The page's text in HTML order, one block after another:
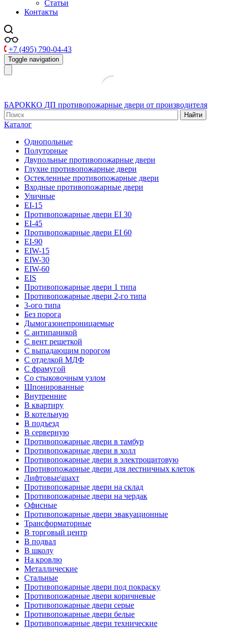
Статьи
Контакты
+7 (495) 790-04-43
Toggle navigation
БАРОККО ДП противопожарные двери от производителя
Найти
Каталог
Однопольные
Полуторные
Двупольные противопожарные двери
Глухие противопожарные двери
Остекленные противопожарные двери
Входные противопожарные двери
Уличные
EI-15
Противопожарные двери EI 30
EI-45
Противопожарные двери EI 60
EI-90
EIW-15
EIW-30
EIW-60
EIS
Противопожарные двери 1 типа
Противопожарные двери 2-го типа
3-ого типа
Без порога
Дымогазонепроницаемые
С антипаникой
С вент решеткой
С выпадающим порогом
С отделкой МДФ
С фрамугой
Со стыковочным узлом
Шпонированные
Внутренние
В квартиру
В котельную
В подъезд
В серверную
Противопожарные двери в тамбур
Противопожарные двери в холл
Противопожарные двери в электрощитовую
Противопожарные двери для лестничных клеток
Лифтовые\шахт
Противопожарные двери на склад
Противопожарные двери на чердак
Офисные
Противопожарные двери эвакуационные
Трансформаторные
В торговый центр
В подвал
В школу
На кровлю
Металлические
Стальные
Противопожарные двери под покраску
Противопожарные двери коричневые
Противопожарные двери серые
Противопожарные двери белые
Противопожарные двери технические